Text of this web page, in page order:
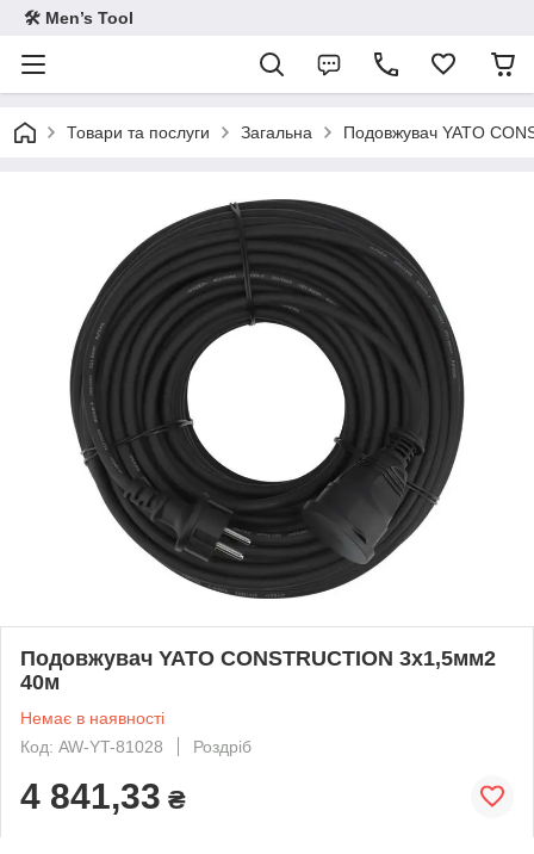
🛠 Men’s Tool
Товари та послуги Загальна Подовжувач YATO
Подовжувач YATO CONSTRUCTION 3х1,5мм2
40м
Немає в наявності
Код: AW-YT-81028
Роздріб
4 841,33 ₴